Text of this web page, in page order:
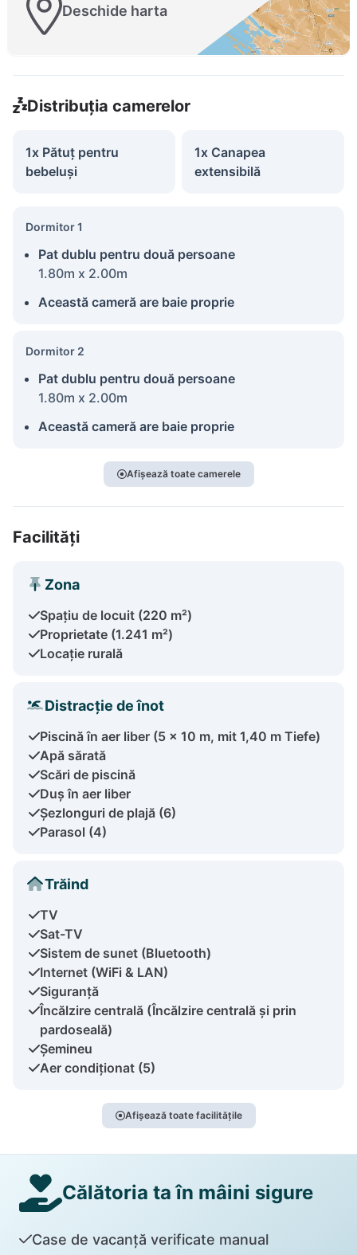
Deschide harta
Distribuția camerelor
1x Pătuț pentru
bebeluși
1x Canapea
extensibilă
Dormitor 1
Pat dublu pentru două persoane
1.80m x 2.00m
Această cameră are baie proprie
Dormitor 2
Pat dublu pentru două persoane
1.80m x 2.00m
Această cameră are baie proprie
Afișează toate camerele
Facilități
Zona
Spațiu de locuit (220 m²)
Proprietate (1.241 m²)
Locație rurală
Distracție de înot
Piscină în aer liber (5 x 10 m, mit 1,40 m Tiefe)
Apă sărată
Scări de piscină
Duș în aer liber
Șezlonguri de plajă (6)
Parasol (4)
Trăind
TV
Sat-TV
Sistem de sunet (Bluetooth)
Internet (WiFi & LAN)
Siguranță
Încălzire centrală (Încălzire centrală și prin
pardoseală)
Șemineu
Aer condiționat (5)
Afișează toate facilitățile
Călătoria ta în mâini sigure
Case de vacanță verificate manual